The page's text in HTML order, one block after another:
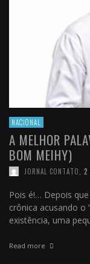
NACIONAL
A MELHOR
BOM MEIHY)
JORNAL CONTATO 2
Pois é!… Depois
crônica acusando o
existência, uma
Read more